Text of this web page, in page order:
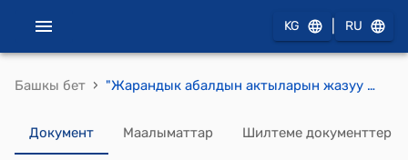
KG RU
Башкы бет › "Жарандык абалдын актыларын жазуу органдарындагы автоматташтырылган маалыматтык тутум жөнүндө" Жобо (Кыргыз Республикасынын Өкмөтүнүн 2013-жылдын 21-октябрындагы № 573 токтому менен бекитилген)
Документ Маалыматтар Шилтеме документтер